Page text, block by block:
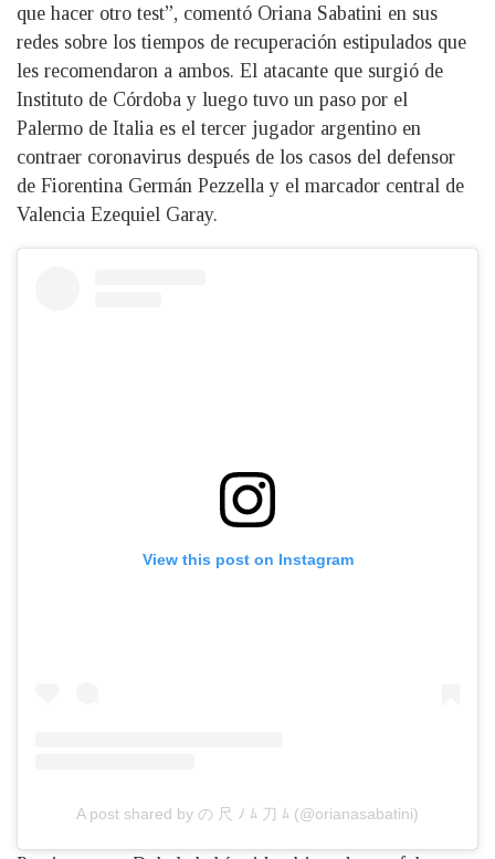
que hacer otro test”, comentó Oriana Sabatini en sus
redes sobre los tiempos de recuperación estipulados que
les recomendaron a ambos. El atacante que surgió de
Instituto de Córdoba y luego tuvo un paso por el
Palermo de Italia es el tercer jugador argentino en
contraer coronavirus después de los casos del defensor
de Fiorentina Germán Pezzella y el marcador central de
Valencia Ezequiel Garay.
View this post on Instagram
A post shared by の 尺 ﾉ ﾑ 刀 ﾑ (@orianasabatini)